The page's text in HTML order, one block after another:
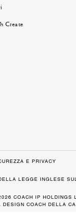
Create
E PRIVACY
LEGGE INGLESE
COACH IP HOLDINGS
DESIGN COACH DELLA